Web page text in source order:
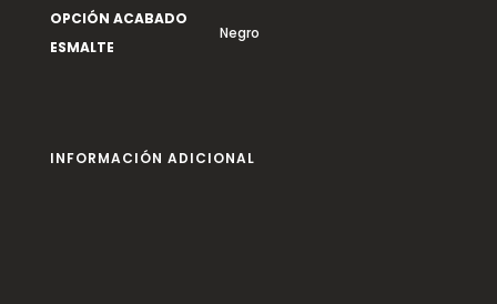
OPCIÓN ACABADO
ESMALTE
Negro
INFORMACIÓN ADICIONAL